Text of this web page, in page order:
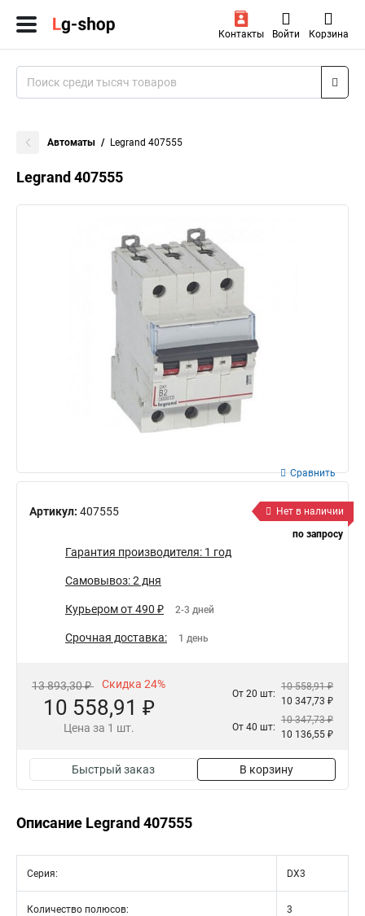
Контакты Войти Корзина
Автоматы Legrand 407555
Legrand 407555
Артикул: 407555
Сравнить
Нет в наличии
по запросу
Гарантия производителя: 1 год
Самовывоз: 2 дня
Курьером от 490 ₽ 2-3 дней
Срочная доставка: 1 день
13 893,30 ₽ Скидка 24%
10 558,91 ₽
Цена за 1 шт.
От 20 шт:
10 558,91 ₽
10 347,73 ₽
От 40 шт:
10 347,73 ₽
10 136,55 ₽
Быстрый заказ В корзину
Описание Legrand 407555
Серия: DX3
Количество полюсов: 3